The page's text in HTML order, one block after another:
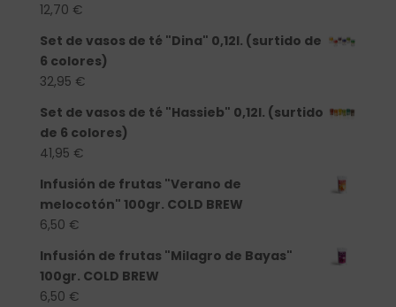
12,70 €
Set de vasos de té "Dina" 0,12l. (surtido de
6 colores)
32,95 €
Set de vasos de té "Hassieb" 0,12l. (surtido
de 6 colores)
41,95 €
Infusión de frutas "Verano de
melocotón" 100gr. COLD BREW
6,50 €
Infusión de frutas "Milagro de Bayas"
100gr. COLD BREW
6,50 €